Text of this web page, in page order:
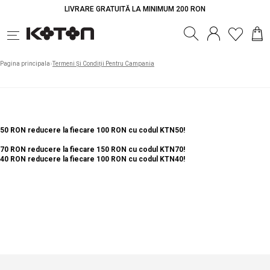
LIVRARE GRATUITĂ LA MINIMUM 200 RON
Pagina principala Termeni Și Condiții Pentru Campania
50 RON reducere la fiecare 100 RON cu codul KTN50!
70 RON reducere la fiecare 150 RON cu codul KTN70!
40 RON reducere la fiecare 100 RON cu codul KTN40!